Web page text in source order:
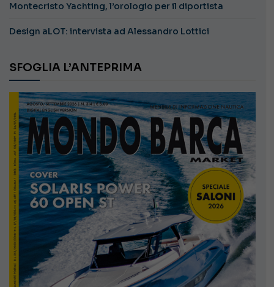
Montecristo Yachting, l’orologio per il diportista
Design aLOT: intervista ad Alessandro Lottici
SFOGLIA L’ANTEPRIMA